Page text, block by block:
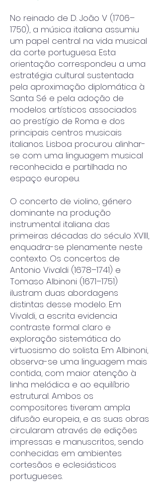
No reinado de D. João V (1706–
1750), a música italiana assumiu
um papel central na vida musical
da corte portuguesa. Esta
orientação correspondeu a uma
estratégia cultural sustentada
pela aproximação diplomática à
Santa Sé e pela adoção de
modelos artísticos associados
ao prestígio de Roma e dos
principais centros musicais
italianos. Lisboa procurou alinhar-
se com uma linguagem musical
reconhecida e partilhada no
espaço europeu.
O concerto de violino, género
dominante na produção
instrumental italiana das
primeiras décadas do século XVIII,
enquadra-se plenamente neste
contexto. Os concertos de
Antonio Vivaldi (1678–1741) e
Tomaso Albinoni (1671–1751)
ilustram duas abordagens
distintas desse modelo. Em
Vivaldi, a escrita evidencia
contraste formal claro e
exploração sistemática do
virtuosismo do solista. Em Albinoni,
observa-se uma linguagem mais
contida, com maior atenção à
linha melódica e ao equilíbrio
estrutural. Ambos os
compositores tiveram ampla
difusão europeia, e as suas obras
circularam através de edições
impressas e manuscritos, sendo
conhecidas em ambientes
cortesãos e eclesiásticos
portugueses.